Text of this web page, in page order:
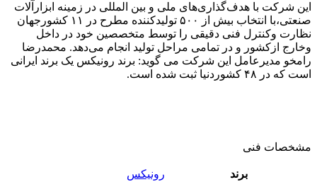
این شرکت با هدف‌گذاری‌های ملی و بین المللی در زمینه ابزارآلات
صنعتی،با انتخاب بیش از ۵۰۰ تولیدکننده مطرح در ۱۱ کشورجهان
نظارت وکنترل فنی دقیقی را توسط متخصصین خود در داخل
وخارج ازکشور و در تمامی مراحل تولید انجام می‌دهد. محمدرضا
رامخو مدیرعامل این شرکت می گوید: برند رونیکس یک برند ایرانی
است که در ۴۸ کشوردنیا ثبت شده است.
مشخصات فنی
برند رونیکس